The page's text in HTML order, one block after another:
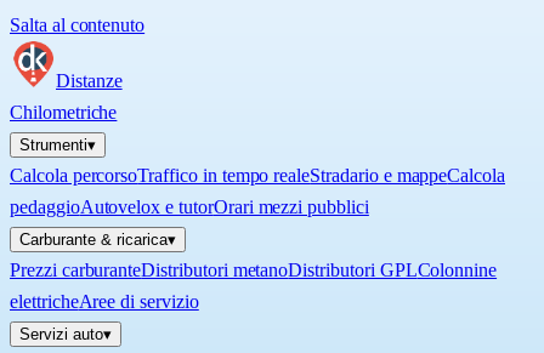
Salta al contenuto
Distanze
Chilometriche
Strumenti▾
Calcola percorsoTraffico in tempo realeStradario e mappeCalcola
pedaggioAutovelox e tutorOrari mezzi pubblici
Carburante & ricarica▾
Prezzi carburanteDistributori metanoDistributori GPLColonnine
elettricheAree di servizio
Servizi auto▾